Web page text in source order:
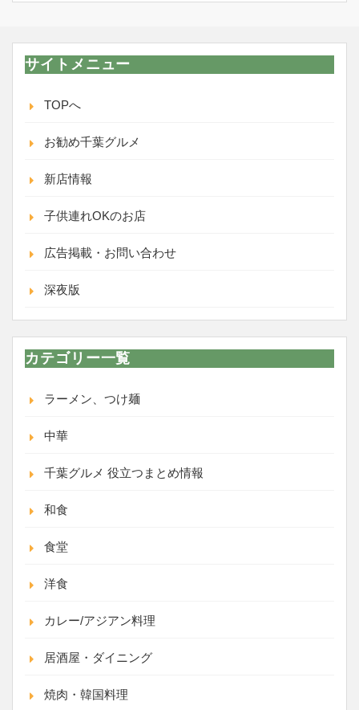
サイトメニュー
TOPへ
お勧め千葉グルメ
新店情報
子供連れOKのお店
広告掲載・お問い合わせ
深夜版
カテゴリー一覧
ラーメン、つけ麺
中華
千葉グルメ 役立つまとめ情報
和食
食堂
洋食
カレー/アジアン料理
居酒屋・ダイニング
焼肉・韓国料理